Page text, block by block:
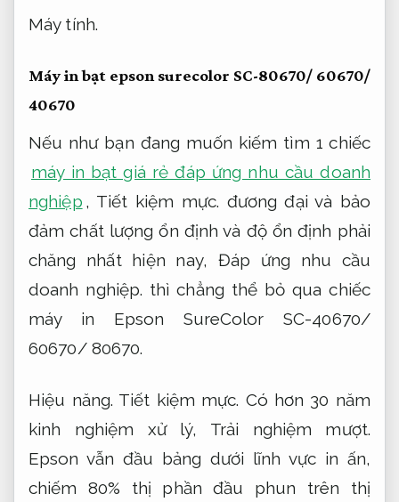
Máy tính.
Máy in bạt epson surecolor SC-80670/ 60670/
40670
Nếu như bạn đang muốn kiếm tìm 1 chiếc
máy in bạt giá rẻ đáp ứng nhu cầu doanh
nghiệp , Tiết kiệm mực. đương đại và bảo
đảm chất lượng ổn định và độ ổn định phải
chăng nhất hiện nay, Đáp ứng nhu cầu
doanh nghiệp. thì chẳng thể bỏ qua chiếc
máy in Epson SureColor SC-40670/
60670/ 80670.
Hiệu năng. Tiết kiệm mực. Có hơn 30 năm
kinh nghiệm xử lý, Trải nghiệm mượt.
Epson vẫn đầu bảng dưới lĩnh vực in ấn,
chiếm 80% thị phần đầu phun trên thị